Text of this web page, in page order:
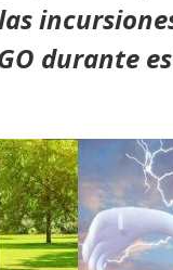
durante